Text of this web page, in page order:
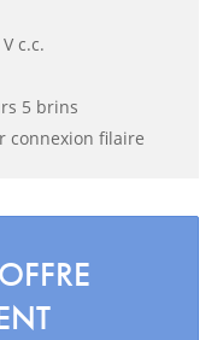
c.c.
5 brins
connexion filaire